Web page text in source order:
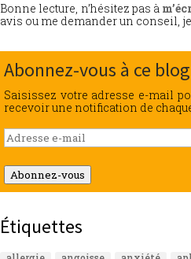
Bonne lecture, n’hésitez pas à
avis ou me demander un conseil,
Abonnez-vous à ce
Saisissez votre adresse e-mail
recevoir une notification de
Adresse
e-
mail
Abonnez-vous
Étiquettes